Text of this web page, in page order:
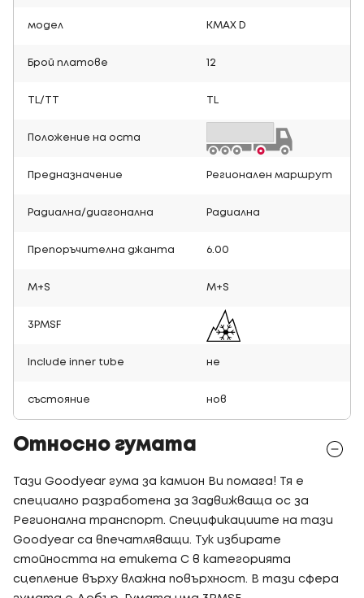
модел KMAX D
Брой платове 12
TL/TT
Положение на оста
Предназначение Регионален маршрут
Радиална/диагонална Радиална
Препоръчителна джанта 6.00
M+S M+S
3PMSF
Include inner tube не
състояние нов
Относно гумата
Тази Goodyear гума за камион Ви помага! Тя е
специално разработена за Задвижваща ос за
Регионална транспорт. Спецификациите на тази
Goodyear са впечатляващи. Тук избирате
стойността на етикета C в категорията
сцепление върху влажна повърхност. В тази сфера